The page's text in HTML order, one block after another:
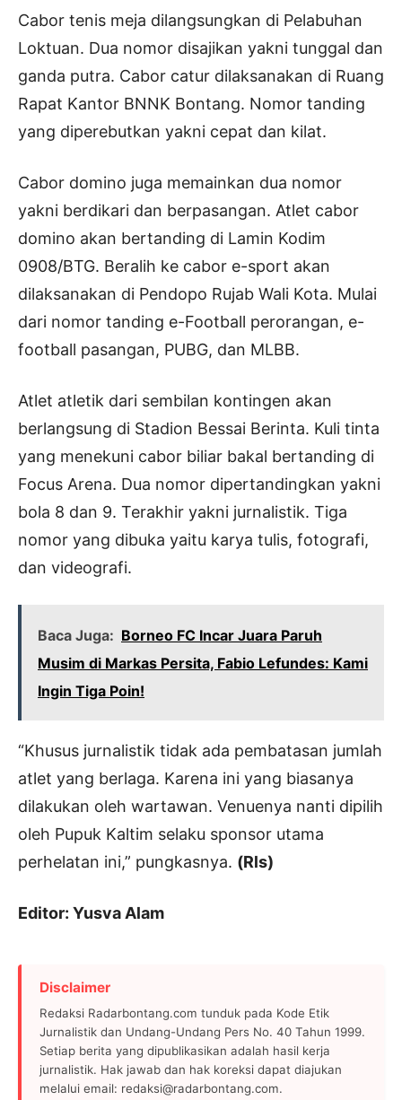
Cabor tenis meja dilangsungkan di Pelabuhan
Loktuan. Dua nomor disajikan yakni tunggal dan
ganda putra. Cabor catur dilaksanakan di Ruang
Rapat Kantor BNNK Bontang. Nomor tanding
yang diperebutkan yakni cepat dan kilat.
Cabor domino juga memainkan dua nomor
yakni berdikari dan berpasangan. Atlet cabor
domino akan bertanding di Lamin Kodim
0908/BTG. Beralih ke cabor e-sport akan
dilaksanakan di Pendopo Rujab Wali Kota. Mulai
dari nomor tanding e-Football perorangan, e-
football pasangan, PUBG, dan MLBB.
Atlet atletik dari sembilan kontingen akan
berlangsung di Stadion Bessai Berinta. Kuli tinta
yang menekuni cabor biliar bakal bertanding di
Focus Arena. Dua nomor dipertandingkan yakni
bola 8 dan 9. Terakhir yakni jurnalistik. Tiga
nomor yang dibuka yaitu karya tulis, fotografi,
dan videografi.
Baca Juga: Borneo FC Incar Juara Paruh
Musim di Markas Persita, Fabio Lefundes: Kami
Ingin Tiga Poin!
“Khusus jurnalistik tidak ada pembatasan jumlah
atlet yang berlaga. Karena ini yang biasanya
dilakukan oleh wartawan. Venuenya nanti dipilih
oleh Pupuk Kaltim selaku sponsor utama
perhelatan ini,” pungkasnya. (Rls)
Editor: Yusva Alam
Disclaimer
Redaksi Radarbontang.com tunduk pada Kode Etik
Jurnalistik dan Undang-Undang Pers No. 40 Tahun 1999.
Setiap berita yang dipublikasikan adalah hasil kerja
jurnalistik. Hak jawab dan hak koreksi dapat diajukan
melalui email: redaksi@radarbontang.com.